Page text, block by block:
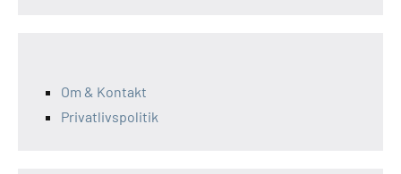
Om & Kontakt
Privatlivspolitik